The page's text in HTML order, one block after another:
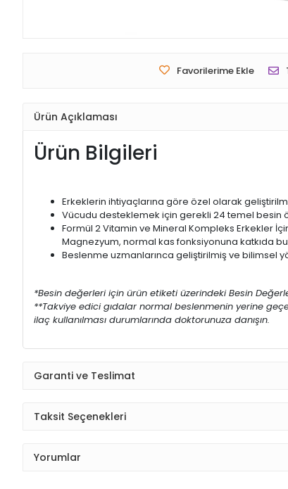
Favorilerime Ekle
Ürün Açıklaması
Ürün Bilgileri
Erkeklerin ihtiyaçlarına göre özel olarak
Vücudu desteklemek için gerekli 24 temel
Formül 2 Vitamin ve Mineral Kompleks Erkekler
Magnezyum, normal kas fonksiyonuna katkıda
Beslenme uzmanlarınca geliştirilmiş ve bilimsel
*Besin değerleri için ürün etiketi üzerindeki Besin
**Takviye edici gıdalar normal beslenmenin yerine
ilaç kullanılması durumlarında doktorunuza danışın.
Garanti ve Teslimat
Taksit Seçenekleri
Yorumlar